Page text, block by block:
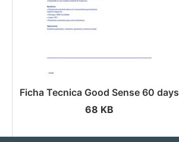
Ficha Tecnica Good Sense 60 days
68 KB